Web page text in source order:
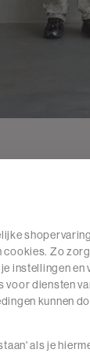
van 8.30 uur tot
cookies. Zo
instellingen
voor diensten
kunnen
als je